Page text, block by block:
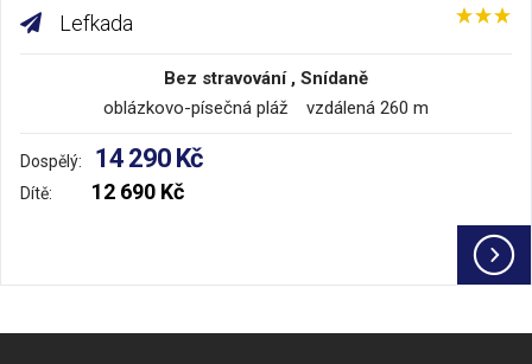
Lefkada
Bez stravování , Snídaně
oblázkovo-písečná pláž vzdálená 260 m
Dospělý: 14 290 Kč
Dítě: 12 690 Kč